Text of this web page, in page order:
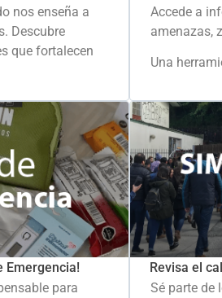
nos enseña a
Descubre
que fortalecen
Accede a
amenazas,
Una
Emergencia!
para
Revisa el
Sé parte de